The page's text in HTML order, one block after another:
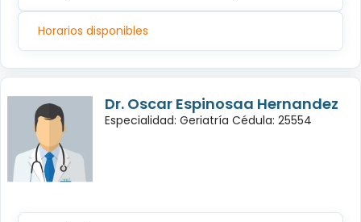
Horarios disponibles
Dr. Oscar Espinosaa Hernandez
Especialidad: Geriatría Cédula: 25554